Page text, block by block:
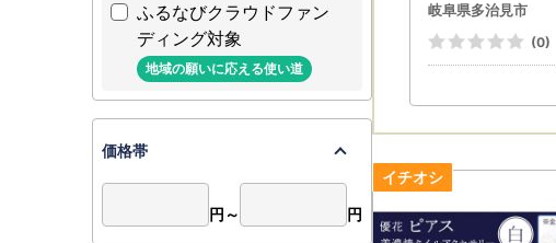
【2】紙（郵送）で
ご提出をお願いい
〈送付先〉
〒507-8703
多治見市役所 商工
寄附翌年1月10日必
岐阜県多治見市
(0)
ふるなびクラウドファン
ディング対象
地域の願いに応える使い道
価格帯
円～ 円